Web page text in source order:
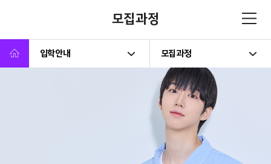
모집과정
입학안내 모집과정
입학가이드
모집요강
모집과정
입학 Q&A